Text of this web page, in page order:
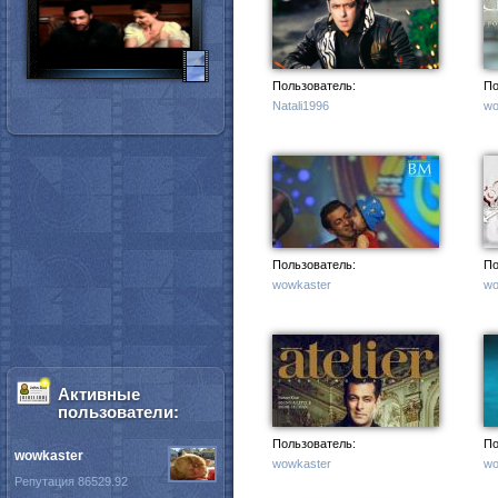
Пользователь:
Natali1996
Пользователь:
wowkaster
Пользователь:
wowkaster
Активные
пользователи:
wowkaster
Репутация 86529.92